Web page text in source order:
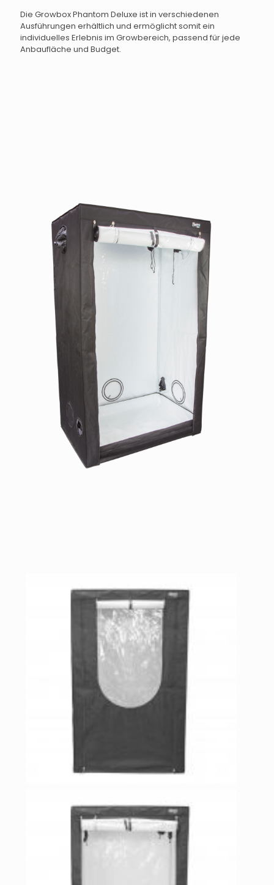
Die Growbox Phantom Deluxe ist in verschiedenen
Ausführungen erhältlich und ermöglicht somit ein
individuelles Erlebnis im Growbereich, passend für jede
Anbaufläche und Budget.